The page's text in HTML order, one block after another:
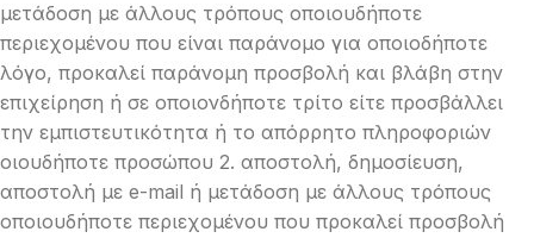
μετάδοση με άλλους τρόπους οποιουδήποτε
περιεχομένου που είναι παράνομο για οποιοδήποτε
λόγο, προκαλεί παράνομη προσβολή και βλάβη στην
επιχείρηση ή σε οποιονδήποτε τρίτο είτε προσβάλλει
την εμπιστευτικότητα ή το απόρρητο πληροφοριών
οιουδήποτε προσώπου 2. αποστολή, δημοσίευση,
αποστολή με e-mail ή μετάδοση με άλλους τρόπους
οποιουδήποτε περιεχομένου που προκαλεί προσβολή